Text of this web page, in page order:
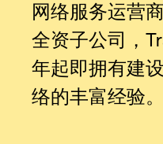
网络服务运营
全资子公司，
年起即拥有建
络的丰富经验。